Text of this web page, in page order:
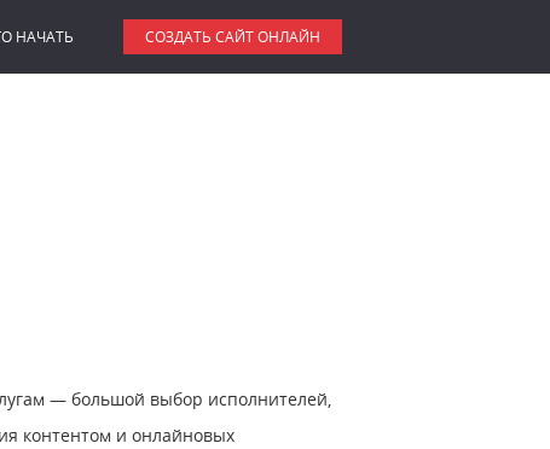
НАЧАТЬ СОЗДАТЬ САЙТ ОНЛАЙН
— большой выбор исполнителей,
контентом и онлайновых